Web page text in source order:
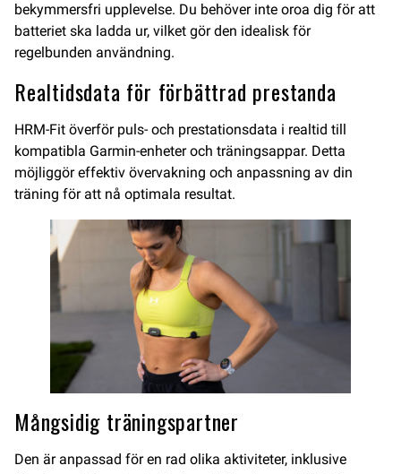
bekymmersfri upplevelse. Du behöver inte oroa dig för att
batteriet ska ladda ur, vilket gör den idealisk för
regelbunden användning.
Realtidsdata för förbättrad prestanda
HRM-Fit överför puls- och prestationsdata i realtid till
kompatibla Garmin-enheter och träningsappar. Detta
möjliggör effektiv övervakning och anpassning av din
träning för att nå optimala resultat.
Mångsidig träningspartner
Den är anpassad för en rad olika aktiviteter, inklusive